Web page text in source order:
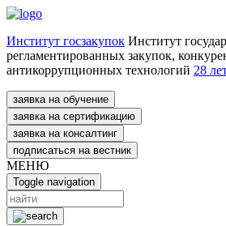
Институт госзакупок Институт
регламентированных закупок,
антикоррупционных технологий 28
заявка на обучение
заявка на сертификацию
заявка на консалтинг
подписаться на вестник
МЕНЮ
Toggle navigation